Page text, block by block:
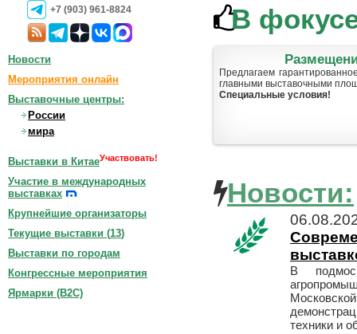
+7 (903) 961-8824 В
Новости:
В
техники и
Новости
Мероприятия онлайн
Выставочные центры:
России
мира
Выставки в КитаеУчаствовать!
Участие в международных
выставках
Крупнейшие организаторы
Текущие выставки (13)
Выставки по городам
Конгрессные мероприятия
Ярмарки (B2C)